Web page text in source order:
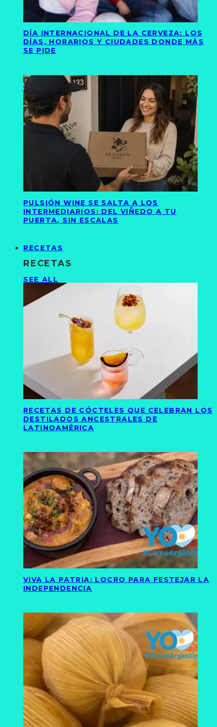
DÍA INTERNACIONAL DE LA CERVEZA: LOS
DÍAS, HORARIOS Y CIUDADES DONDE MÁS
SE PIDE
PULSIÓN WINE SE SALTA A LOS
INTERMEDIARIOS: DEL VIÑEDO A TU
PUERTA, SIN ESCALAS
RECETAS
RECETAS
SEE ALL
RECETAS DE CÓCTELES QUE CELEBRAN LOS
DESTILADOS ANCESTRALES DE
LATINOAMÉRICA
VIVA LA PATRIA: LOCRO PARA FESTEJAR LA
INDEPENDENCIA